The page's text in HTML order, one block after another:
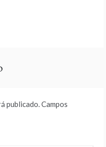
publicado.Campos